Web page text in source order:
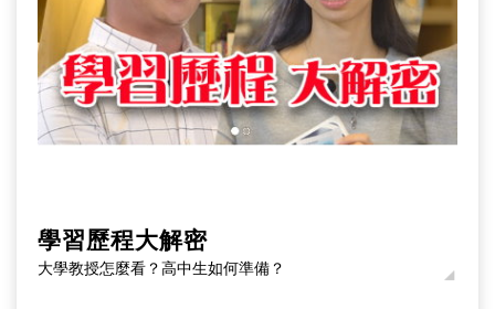
學習歷程大解密
大學教授怎麼看？高中生如何準備？